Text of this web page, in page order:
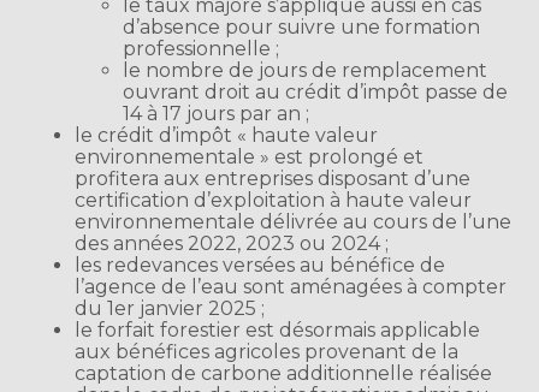
le taux majoré s’applique aussi en cas
d’absence pour suivre une formation
professionnelle ;
le nombre de jours de remplacement
ouvrant droit au crédit d’impôt passe de
14 à 17 jours par an ;
le crédit d’impôt « haute valeur
environnementale » est prolongé et
profitera aux entreprises disposant d’une
certification d’exploitation à haute valeur
environnementale délivrée au cours de l’une
des années 2022, 2023 ou 2024 ;
les redevances versées au bénéfice de
l’agence de l’eau sont aménagées à compter
du 1er janvier 2025 ;
le forfait forestier est désormais applicable
aux bénéfices agricoles provenant de la
captation de carbone additionnelle réalisée